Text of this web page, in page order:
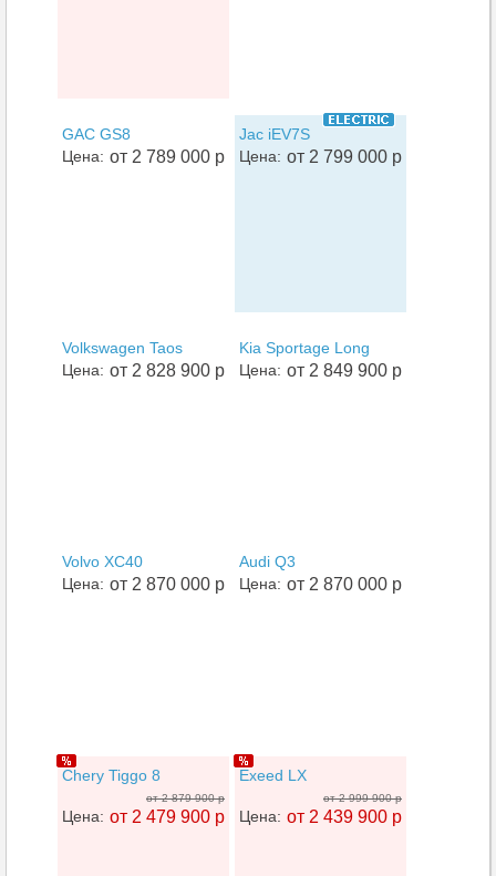
GAC GS8
от 2 789 000 р
Цена:
Jac iEV7S
от 2 799 000 р
Цена:
Volkswagen Taos
от 2 828 900 р
Цена:
Kia Sportage Long
от 2 849 900 р
Цена:
Volvo XC40
от 2 870 000 р
Цена:
Audi Q3
от 2 870 000 р
Цена:
Chery Tiggo 8
от 2 879 900 р
от 2 479 900 р
Цена:
Exeed LX
от 2 999 900 р
от 2 439 900 р
Цена: